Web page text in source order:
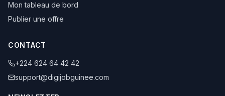
Mon tableau de bord
Publier une offre
CONTACT
+224 624 64 42 42
support@digijobguinee.com